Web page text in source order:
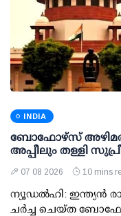
INDIA
ബോഫോഴ്സ്
അപ്പീലും തള്ളി
07 08 2026 10 mins
ന്യൂഡല്‍ഹി: ഇന്ത്യന്‍
ചര്‍ച്ച ചെയ്ത